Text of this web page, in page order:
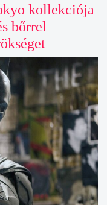
kollekciója
bőrrel